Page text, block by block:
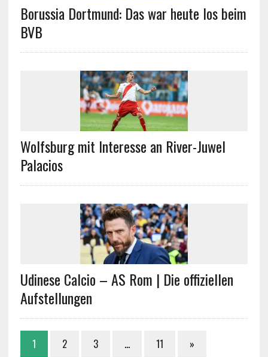
Borussia Dortmund: Das war heute los beim
BVB
Wolfsburg mit Interesse an River-Juwel
Palacios
Udinese Calcio – AS Rom | Die offiziellen
Aufstellungen
1 2 3 … 11 »